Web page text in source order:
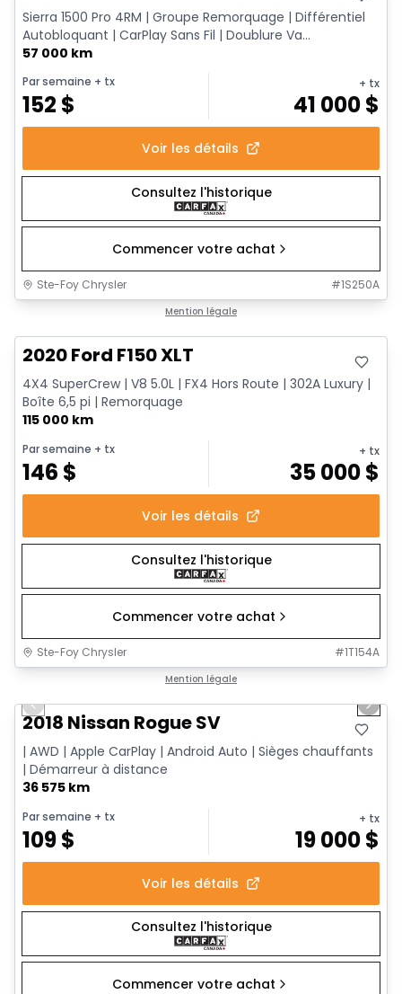
Sierra 1500 Pro 4RM | Groupe Remorquage | Différentiel
Autobloquant | CarPlay Sans Fil | Doublure Va...
57 000 km
Par semaine + tx
152 $
+ tx
41 000$
Voir les détails
Consultez l'historique
Commencer votre achat
Ste-Foy Chrysler #1S250A
Mention légale
2020 Ford F150 XLT
4X4 SuperCrew | V8 5.0L | FX4 Hors Route | 302A Luxury |
Boîte 6,5 pi | Remorquage
115 000 km
Par semaine + tx
146 $
+ tx
35 000$
Voir les détails
Consultez l'historique
Commencer votre achat
Ste-Foy Chrysler #1T154A
Mention légale
Previous slide Next
2018 Nissan Rogue SV
| AWD | Apple CarPlay | Android Auto | Sièges chauffants
| Démarreur à distance
36 575 km
Par semaine + tx
109$
+ tx
19 000$
Voir les détails
Consultez l'historique
Commencer votre achat